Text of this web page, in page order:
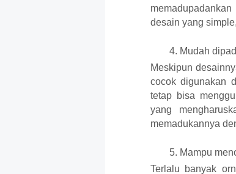
desain yang
Mudah
Meskipun
cocok digunakan
tetap bisa
yang
memadukannya
Mampu
Terlalu banyak